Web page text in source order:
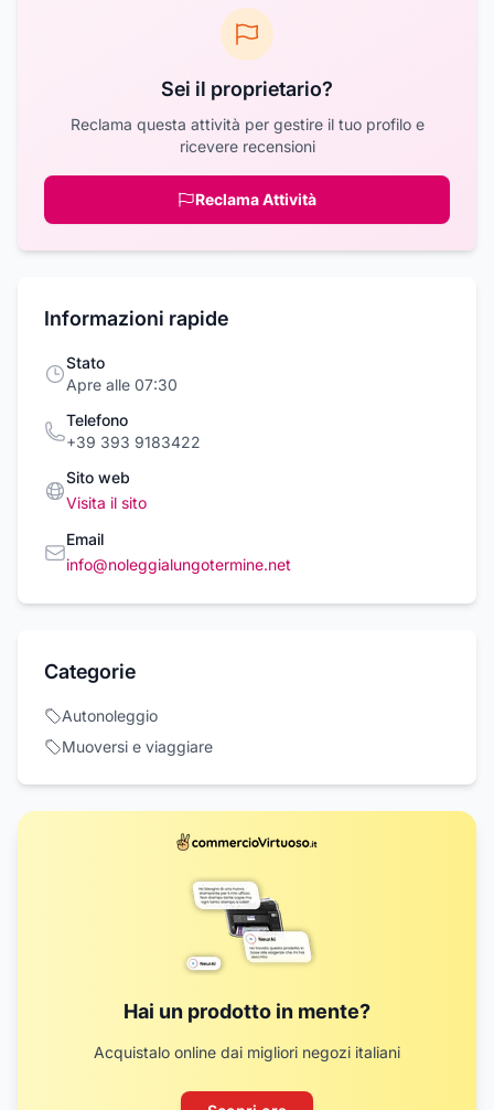
Sei il proprietario?
Reclama questa attività per gestire il tuo profilo e
ricevere recensioni
Reclama Attività
Informazioni rapide
Stato
Apre alle 07:30
Telefono
+39 393 9183422
Sito web
Visita il sito
Email
info@noleggialungotermine.net
Categorie
Autonoleggio
Muoversi e viaggiare
Hai un prodotto in mente?
Acquistalo online dai migliori negozi italiani